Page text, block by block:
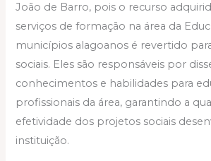
João de Barro, pois o recurso
serviços de formação na área da
municípios alagoanos é revertido
sociais. Eles são responsáveis por
conhecimentos e habilidades para
profissionais da área, garantindo a
efetividade dos projetos sociais
instituição.